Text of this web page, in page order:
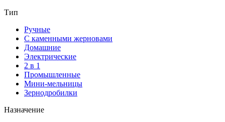
Тип
Ручные
С каменными жерновами
Домашние
Электрические
2 в 1
Промышленные
Мини-мельницы
Зернодробилки
Назначение